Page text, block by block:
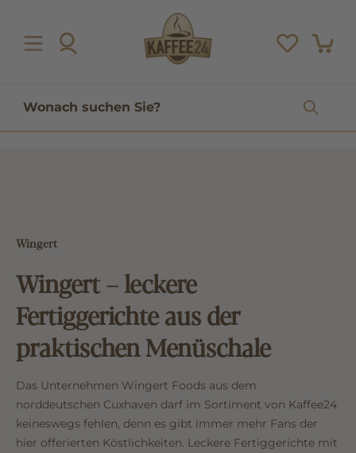
Wingert
Wingert – leckere
Fertiggerichte aus der
praktischen Menüschale
Das Unternehmen Wingert Foods aus dem
norddeutschen Cuxhaven darf im Sortiment von Kaffee24
keineswegs fehlen, denn es gibt immer mehr Fans der
hier offerierten Köstlichkeiten. Leckere Fertiggerichte mit